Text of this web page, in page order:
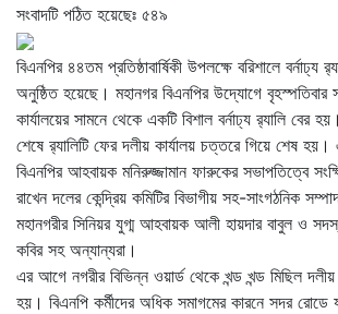
সংবাদটি পঠিত হয়েছেঃ ৫৪৯
বিএনপির ৪৪তম প্রতিষ্ঠাবার্ষিকী উপলক্ষে বরিশালে বর্নাঢ্য
অনুষ্ঠিত হয়েছে। মহানগর বিএনপির উদ্যোগে বৃহস্পতিবার
কার্যালয়ের সামনে থেকে একটি বিশাল বর্নাঢ্য র‌্যালি বের
শেষে র‌্যালিটি ফের দলীয় কার্যালয় চত্তরে গিয়ে শেষ
বিএনপির আহবায়ক মনিরুজ্জামান ফারুকের সভাপতিত্বে
রাখেন দলের কেন্দ্রিয় কমিটির বিভাগীয় সহ-সাংগঠনিক
মহানগরীর সিনিয়র যুগ্ম আহবায়ক আলী হায়দার বাবুল ও
কবির সহ অন্যান্যরা।
এর আগে নগরীর বিভিন্ন ওয়ার্ড থেকে খন্ড খন্ড মিছিল
হয়। বিএনপি কর্মীদের অধিক সমাগমের কারনে সদর রোডে